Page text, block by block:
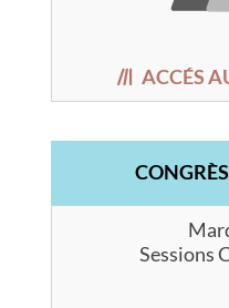
ACCÉS
Sessions